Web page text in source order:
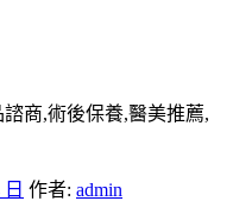
商,術後保養,醫美推薦,
作者: admin